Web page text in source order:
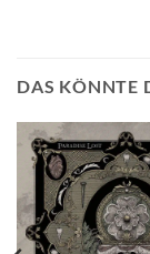
DAS KÖNNTE